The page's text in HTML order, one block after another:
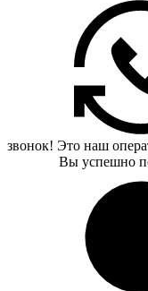
звонок! Это наш
Вы успешно